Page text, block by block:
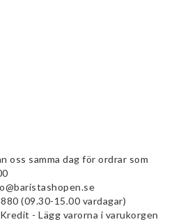
oss samma dag för ordrar som
(09.30-15.00 vardagar)
- Lägg varorna i varukorgen